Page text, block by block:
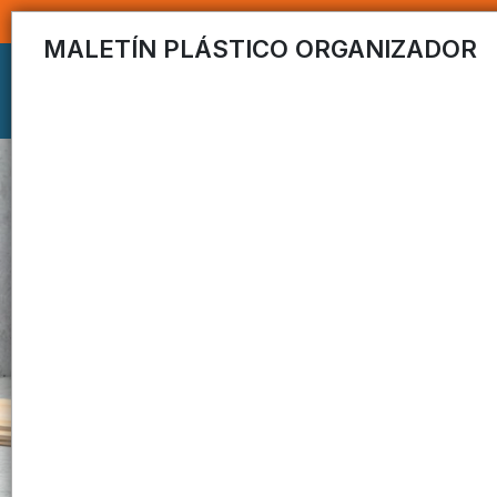
MALETÍN PLÁSTICO ORGANIZADOR